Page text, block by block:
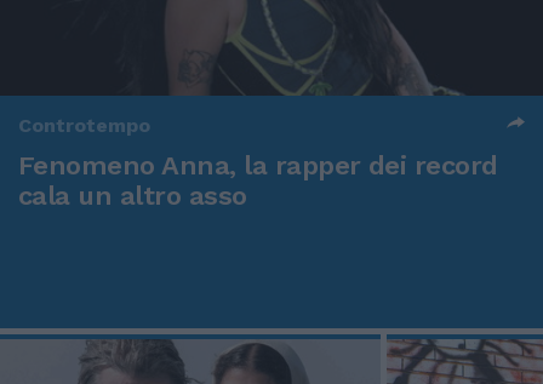
Controtempo
Fenomeno Anna, la rapper dei record
cala un altro asso